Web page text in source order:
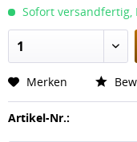
Sofort versandfertig,
Merken
Artikel-Nr.: